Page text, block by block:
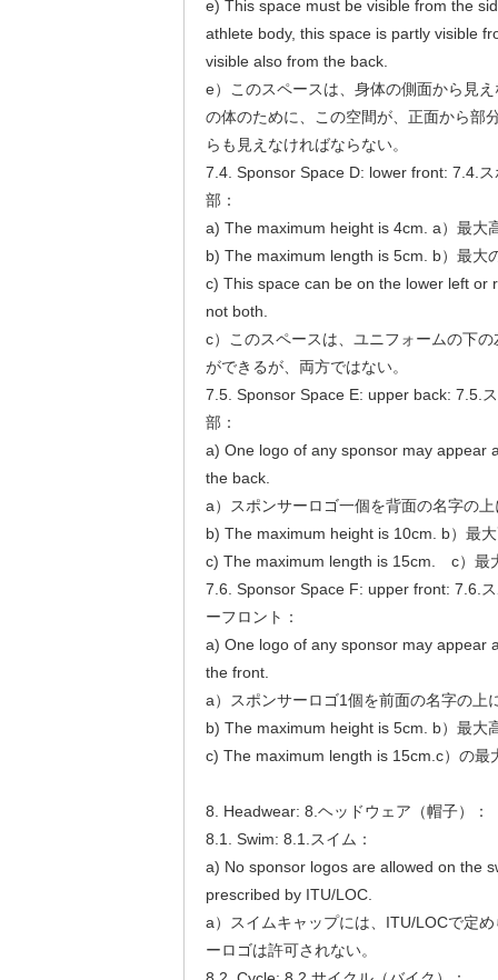
e) This space must be visible from the
athlete body, this space is partly visible
visible also from the back.
e）このスペースは、身体の側面から見
の体のために、この空間が、正面から部
らも見えなければならない。
7.4. Sponsor Space D: lower front: 7.4.
部：
a) The maximum height is 4cm. a）最大
b) The maximum length is 5cm. b）最大
c) This space can be on the lower left or
not both.
c）このスペースは、ユニフォームの下
ができるが、両方ではない。
7.5. Sponsor Space E: upper back: 7.5.
部：
a) One logo of any sponsor may appear
the back.
a）スポンサーロゴ一個を背面の名字の
b) The maximum height is 10cm. b）最
c) The maximum length is 15cm. c）最
7.6. Sponsor Space F: upper front: 7.6.
ーフロント：
a) One logo of any sponsor may appear
the front.
a）スポンサーロゴ1個を前面の名字の上
b) The maximum height is 5cm. b）最大
c) The maximum length is 15cm.c）の最
8. Headwear: 8.ヘッドウェア（帽子）：
8.1. Swim: 8.1.スイム：
a) No sponsor logos are allowed on the
prescribed by ITU/LOC.
a）スイムキャップには、ITU/LOCで定
ーロゴは許可されない。